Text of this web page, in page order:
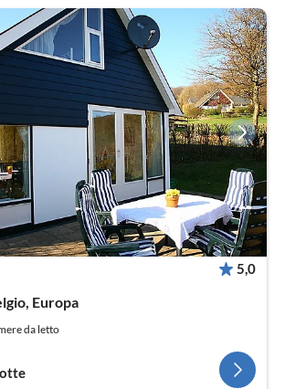
5,0
Europa
da letto